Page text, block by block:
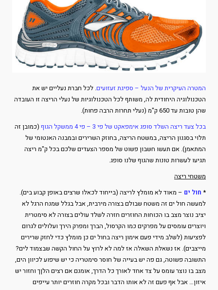
המטרה העיקרית של הנעל – ספיגת זעזועים. לכל חברת נעליים יש את
הטכנולוגיה היחודית לה, משותף לכל הטכנולוגיות של נעלי הריצה זו העובדה
שהן טובות עד 650 ק"מ (נעלי תחרות הרבה פחות).
בכל צעד ריצה השלד סופג אימפאקט של פי 3 – פי 4 ממשקל הגוף
(כמובן זה
תלוי בסגנון הריצה, במשטח הריצה, בחוזק השרירים ובמבנה האנטומי של
המתאמן). אם תעשו חשבון פשוט של מספר הצעדים שלכם בכל ק"מ ריצה
תגיעו לעשרות טונות שהגוף שלנו סופג.
משטחי ריצה
* חול ים – מאוד לא מומלץ לריצה (בייחוד לכאלו שרצים באופן קבוע בים).
למעשה חול ים זה משטח שבולם בצורה מירבית, אבל בגלל שמנח הרגל לא
יציב נוצר מצב בו הכוחות החוזרים חזרה לשלד עולים בצורה לא סימטרית
ויוצרים עומסים על מפרקים כמו הקרסול, הברך ומפרק הירך ועלולים לגרום
לפציעות (לשלב מידי פעם אימון ריצה בחול ים כן מומלץ כדי לחזק שרירים
מייצבים). אז נשאלת השאלה אז למה לא לרוץ על החול הקשה שבצמוד לים?
התשובה פשוטה, גם פה יש בעייה של חוסר סימטריה כי יש שיפוע לכיוון הים,
מצב בו נוצר עומס על צד אחד לאורך כל הדרך, אומנם אם רצים הלןך וחזור יש
איזון… אבל אף פעם זה לא אותו הדבר ובכל מקרה חוזרים יותר עייפים